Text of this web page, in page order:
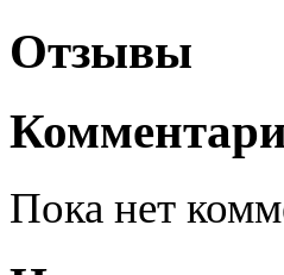
Отзывы
Пока нет